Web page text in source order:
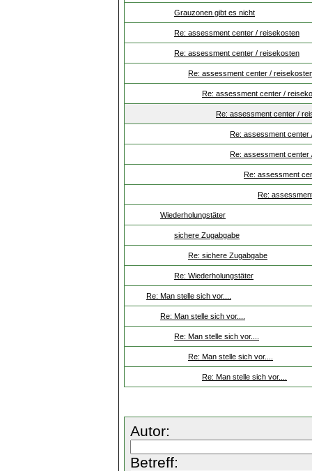
Grauzonen gibt es nicht
Re: assessment center / reisekosten
Re: assessment center / reisekosten
Re: assessment center /
Re: assessment center /
Re: assessment center /
Re: assessment center
Re: assessment center
Re: assessment
Re:
Wiederholungstäter
sichere Zugabgabe
Re: sichere Zugabgabe
Re: Wiederholungstäter
Re: Man stelle sich vor....
Re: Man stelle sich vor....
Re: Man stelle sich vor....
Re: Man stelle sich vor....
Re: Man stelle sich vor....
Autor:
Betreff: